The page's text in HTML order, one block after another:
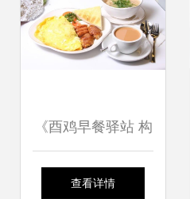
《酉鸡早餐驿站 构
建高效餐饮管理新
查看详情